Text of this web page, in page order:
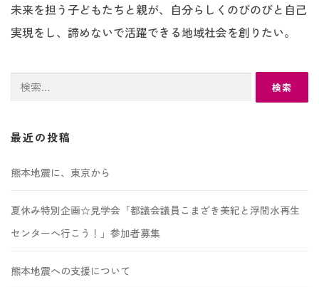
未来を担う子どもたちと親が、自分らしくのびのびと自己
実現をし、諦めないで活躍できる地域社会を創りたい。
検
最近の投稿
熊本地震に、東京から
夏休み特別企画☆見学会「都議会議員こまざき美紀と浮間水再生
センターへ行こう！」参加者募集
熊本地震への支援について